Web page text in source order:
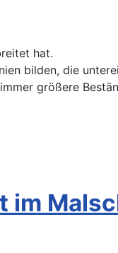
hat.
bilden, die
größere
im